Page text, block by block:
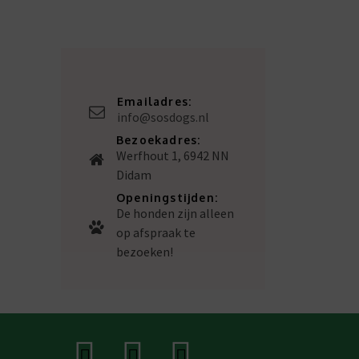
Emailadres:
info@sosdogs.nl
Bezoekadres:
Werfhout 1, 6942 NN
Didam
Openingstijden:
De honden zijn alleen
op afspraak te
bezoeken!